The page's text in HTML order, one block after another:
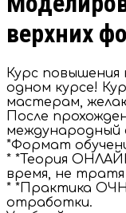
верхних
Курс повышения
одном курсе!
мастерам,
После
международный
*Формат
* *Теория
время, не тратя
* *Практика
отработки.